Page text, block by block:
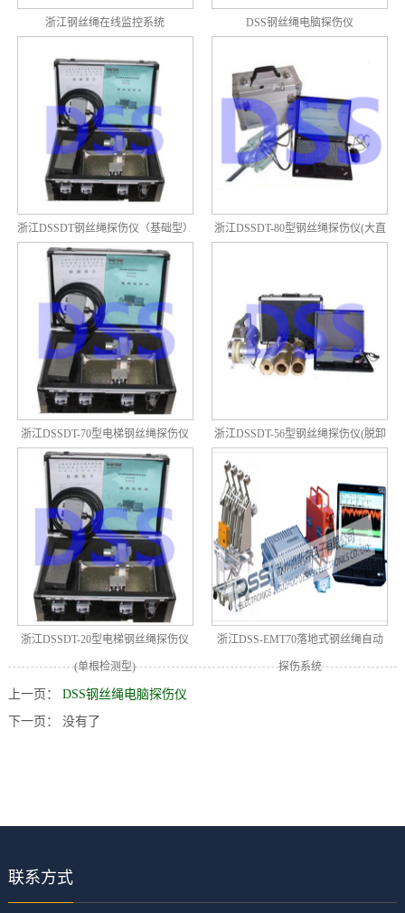
浙江钢丝绳在线监控系统 DSS钢丝绳电脑探伤仪
浙江DSSDT钢丝绳探伤仪（基础型） 浙江DSSDT-80型钢丝绳探伤仪(大直
浙江DSSDT-70型电梯钢丝绳探伤仪
(多根同测型)
浙江DSSDT-56型钢丝绳探伤仪(脱卸
浙江DSSDT-20型电梯钢丝绳探伤仪
(单根检测型)
浙江DSS-EMT70落地式钢丝绳自动
探伤系统
上一页： DSS钢丝绳电脑探伤仪
下一页： 没有了
联系方式